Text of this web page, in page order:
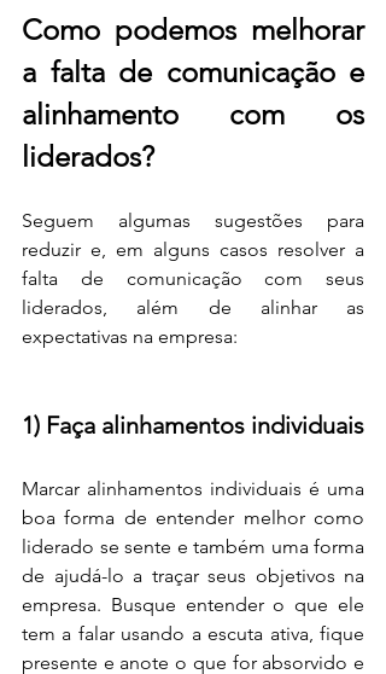
Como podemos melhorar
a falta de comunicação e
alinhamento com os
liderados?
Seguem algumas sugestões para
reduzir e, em alguns casos resolver a
falta de comunicação com seus
liderados, além de alinhar as
expectativas na empresa:
1) Faça alinhamentos individuais
Marcar alinhamentos individuais é uma
boa forma de entender melhor como
liderado se sente e também uma forma
de ajudá-lo a traçar seus objetivos na
empresa. Busque entender o que ele
tem a falar usando a escuta ativa, fique
presente e anote o que for absorvido e